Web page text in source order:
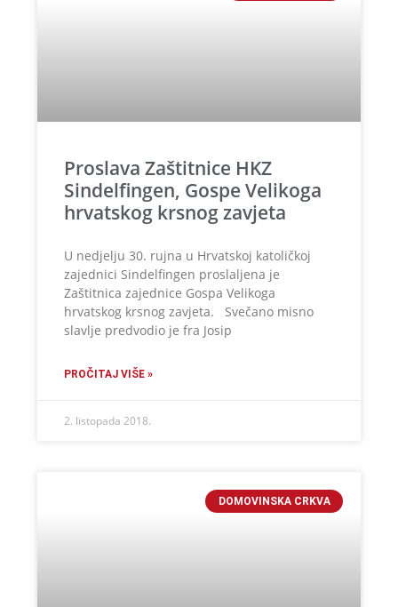
Proslava Zaštitnice HKZ
Sindelfingen, Gospe Velikoga
hrvatskog krsnog zavjeta
U nedjelju 30. rujna u Hrvatskoj katoličkoj
zajednici Sindelfingen proslaljena je
Zaštitnica zajednice Gospa Velikoga
hrvatskog krsnog zavjeta. Svečano misno
slavlje predvodio je fra Josip
PROČITAJ VIŠE »
2. listopada 2018.
DOMOVINSKA CRKVA